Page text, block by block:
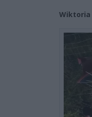
Wiktoria